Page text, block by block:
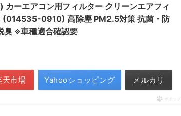
カーエアコン用フィルター クリーンエアフィ
(014535-0910) 高除塵 PM2.5対策 抗菌・防
臭 ※車種適合確認要
天市場 Yahooショッピング メルカリ
ポチップ